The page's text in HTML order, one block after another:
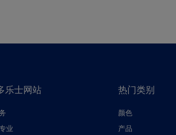
乐士网站
业
热门类别
颜色
产品